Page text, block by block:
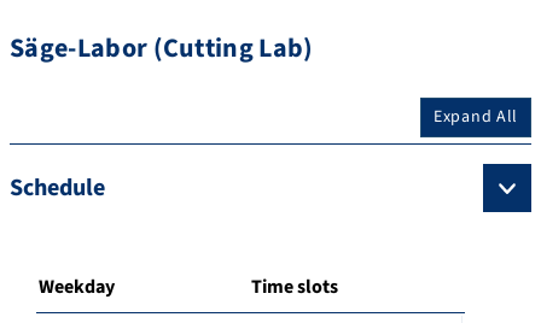
Säge-Labor (Cutting Lab)
Expand All
Schedule
Weekday Time slots